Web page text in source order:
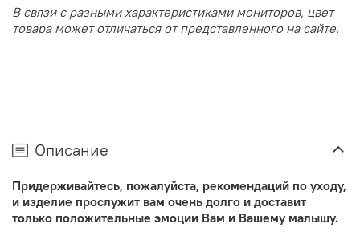
В связи с разными характеристиками мониторов, цвет
товара может отличаться от представленного на сайте.
Описание
Придерживайтесь, пожалуйста, рекомендаций по уходу,
и изделие прослужит вам очень долго и доставит
только положительные эмоции Вам и Вашему малышу.